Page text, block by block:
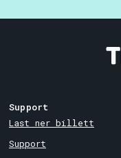
Support
Last ner billett
Support